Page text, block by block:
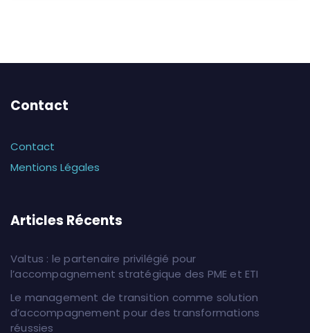
Contact
Contact
Mentions Légales
Articles Récents
Valtus : le partenaire privilégié pour
l’accompagnement stratégique des PME et ETI
Le management de transition comme solution
d’accompagnement pour des transformations
réussies